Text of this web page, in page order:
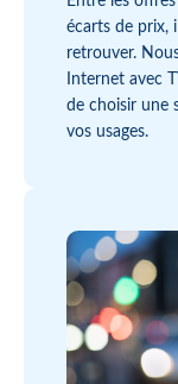
écarts de prix,
retrouver.
Internet avec
de choisir une
vos usages.